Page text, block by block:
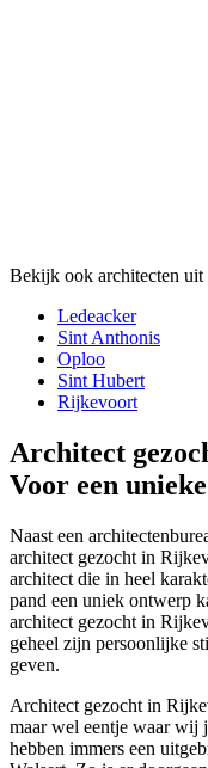
Bekijk ook architecten uit
Ledeacker
Sint Anthonis
Oploo
Sint Hubert
Rijkevoort
Architect
Voor een
Naast een
architect gezocht in
architect die in heel
pand een uniek ontwerp
architect gezocht in
geheel zijn persoonlijke
geven.
Architect gezocht in
maar wel eentje waar wij
hebben immers een